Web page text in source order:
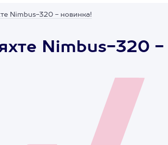
Nimbus-320 - новинка!
Nimbus-320 -